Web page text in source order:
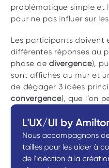
problématique simple et
pour ne pas influer sur
Les participants doivent
différentes réponses au
phase de divergence),
sont affichés au mur et
convergence), que l’on
L'UX/UI by
Nous accompagnons
tailles pour les aider à
de l'idéation à la